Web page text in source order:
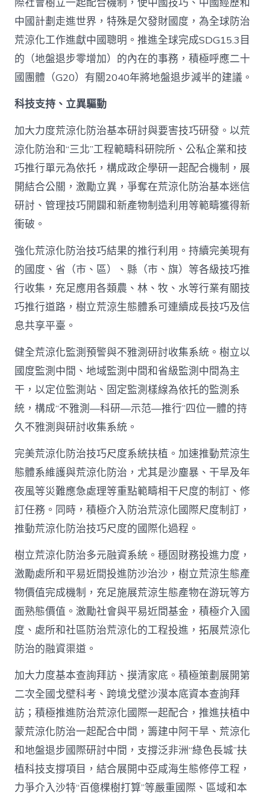
中國計劃走進世界，特殊是欠發財國度，為全球防治
荒涼化工作進獻中國聰明。推進全球完成SDG15.3目
的（地盤退步零增加）的內在的事務，積極呼應二十
國團體（G20）有關2040年將地盤退步減半的建議。
科技支持、立異驅動
加大力度荒涼化防治基本研討與要害技巧研發。以荒
涼化防治和“三北”工程範疇科研院所、公私企業和技
巧推行單元為依托，構成政企學研一起配合機制，展
開結合公關，激勵立異，爭奪在荒涼化防治基本迷信
研討、管理技巧開闢和新產物制造利用等範疇獲得新
衝破。
強化荒涼化防治技巧結果的推行利用。持續完美現有
的國度、省（市、區）、縣（市、旗）等各級技巧推
行收集，充足應用各類農、林、牧、水等行業有關技
巧推行道路，樹立荒涼生態體系可連續成長技巧及信
息共享平臺。
健全荒涼化監測預警與不雅測研討收集系統。樹立以
國度監測中間、地域監測中間和省級監測中間為主
干，以定位監測站、固定監測樣線為依托的監測系
統，構成“不雅測—科研—示范—推行”四位一體的持
久不雅測與研討收集系統。
完美荒涼化防治技巧尺度系統扶植。加速推動荒涼生
態體系維護與荒涼化防治，尤其是沙塵暴、干旱及年
夜風等災難應急處理等重點範疇相干尺度的制訂、修
訂任務。同時，積極介入防治荒涼化國際尺度制訂，
推動荒涼化防治技巧尺度的國際化過程。
樹立荒涼化防治多元融資系統。穩固財務投進力度，
激勵處所和平易近間投進防沙治沙，樹立荒涼生態產
物價值完成機制，充足施展荒涼生態產物在游玩等方
面熟態價值。激勵社會與平易近間基金，積極介入國
度、處所和社區防治荒涼化的工程投進，拓展荒涼化
防治的融資渠道。
加大力度基本查詢拜訪、摸清家底。積極策劃展開第
二次全國戈壁科考、跨境戈壁沙漠本底資本查詢拜
訪；積極推進防治荒涼化國際一起配合，推進扶植中
蒙荒涼化防治一起配合中間，籌建中阿干旱、荒涼化
和地盤退步國際研討中間，支撐泛非洲“綠色長城”扶
植科技支撐項目，結合展開中亞咸海生態修停工程，
力爭介入沙特“百億棵樹打算”等嚴重國際、區域和本